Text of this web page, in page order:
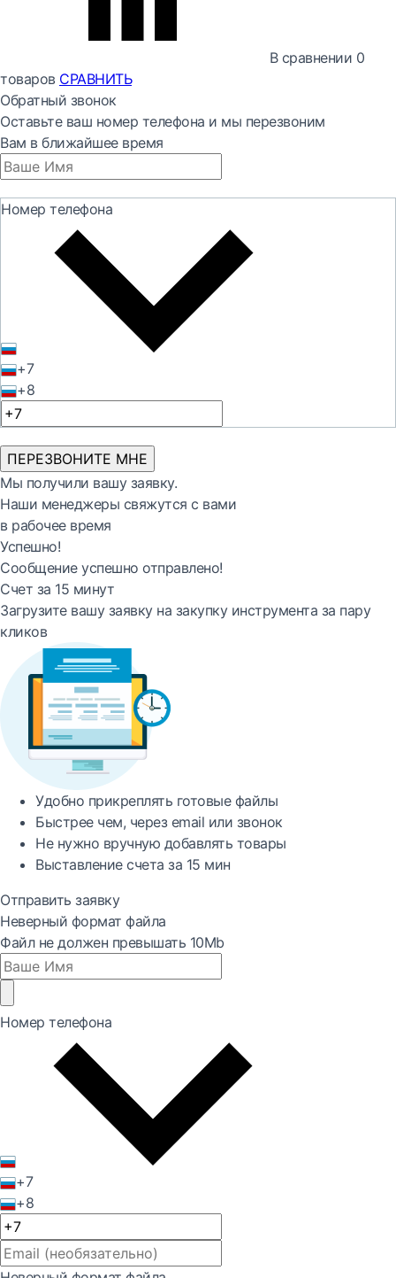
В сравнении 0
товаров СРАВНИТЬ
Обратный звонок
Оставьте ваш номер телефона и мы перезвоним
Вам в ближайшее время
Номер телефона
+7
+8
ПЕРЕЗВОНИТЕ МНЕ
Мы получили вашу заявку.
Наши менеджеры свяжутся с вами
в рабочее время
Успешно!
Сообщение успешно отправлено!
Счет за 15 минут
Загрузите вашу заявку на закупку инструмента за пару
кликов
Удобно прикреплять готовые файлы
Быстреечем, через email или звонок
Не нужно вручную добавлять товары
Выставление счета за 15 мин
Отправить заявку
Неверный формат файла
Файл не должен превышать 10Mb
Номер телефона
+7
+8